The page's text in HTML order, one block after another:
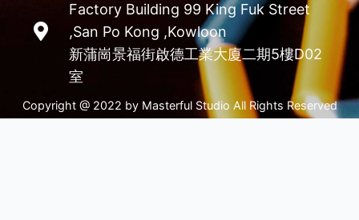
Factory Building 99 King Fuk Street
,San Po Kong ,Kowloon
新蒲崗景福街啟德工業大廈二期5樓D02
室
Copyright @ 2022 by Masterful Studio All Rights Reserved